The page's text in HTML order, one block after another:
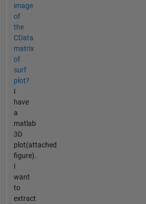
image
of
the
CData
matrix
of
surf
plot?
I
have
a
matlab
3D
plot(attached
figure).
I
want
to
extract